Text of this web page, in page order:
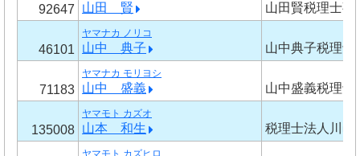
92647 山田 賢 山田賢税理士事
46101
ヤマナカ ノリコ
山中 典子 山中典子税理士
71183
ヤマナカ モリヨシ
山中 盛義 山中盛義税理士
135008
ヤマモト カズオ
山本 和生 税理士法人川邑